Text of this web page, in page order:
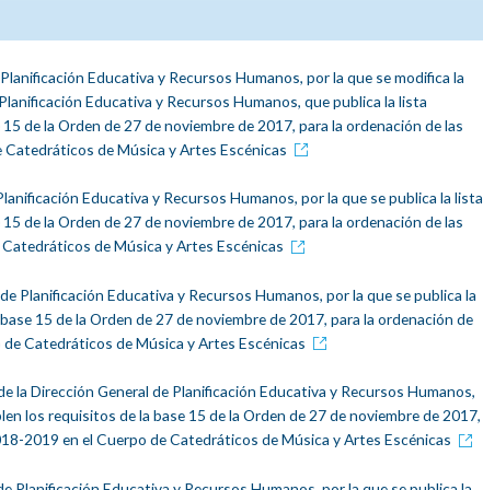
Educativa y Recursos Humanos, por la que se modifica la
Educativa y Recursos Humanos, que publica la lista
de la Orden de 27 de noviembre de 2017, para la ordenación de las
de Música y Artes Escénicas
Educativa y Recursos Humanos, por la que se publica la lista
de la Orden de 27 de noviembre de 2017, para la ordenación de las
de Música y Artes Escénicas
Planificación Educativa y Recursos Humanos, por la que se publica la
15 de la Orden de 27 de noviembre de 2017, para la ordenación de
Catedráticos de Música y Artes Escénicas
la Dirección General de Planificación Educativa y Recursos Humanos,
los requisitos de la base 15 de la Orden de 27 de noviembre de 2017,
2019 en el Cuerpo de Catedráticos de Música y Artes Escénicas